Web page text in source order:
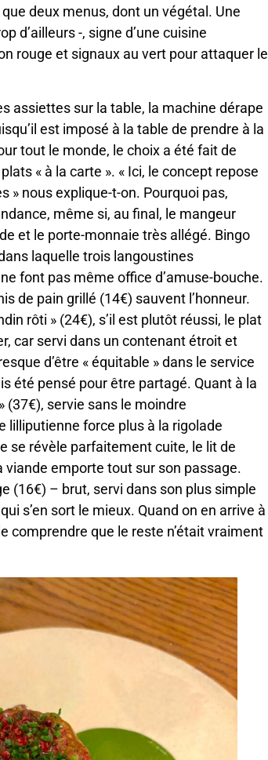
deux menus, dont un végétal. Une
d’ailleurs -, signe d’une cuisine
rouge et signaux au vert pour attaquer le
assiettes sur la table, la machine dérape
est imposé à la table de prendre à la
tout le monde, le choix a été fait de
« à la carte ». « Ici, le concept repose
» nous explique-t-on. Pourquoi pas,
même si, au final, le mangeur
et le porte-monnaie très allégé. Bingo
laquelle trois langoustines
font pas même office d’amuse-bouche.
de pain grillé (14€) sauvent l’honneur.
rôti » (24€), s’il est plutôt réussi, le plat
car servi dans un contenant étroit et
d’être « équitable » dans le service
été pensé pour être partagé. Quant à la
(37€), servie sans le moindre
lilliputienne force plus à la rigolade
se révèle parfaitement cuite, le lit de
viande emporte tout sur son passage.
(16€) – brut, servi dans son plus simple
s’en sort le mieux. Quand on en arrive à
comprendre que le reste n’était vraiment